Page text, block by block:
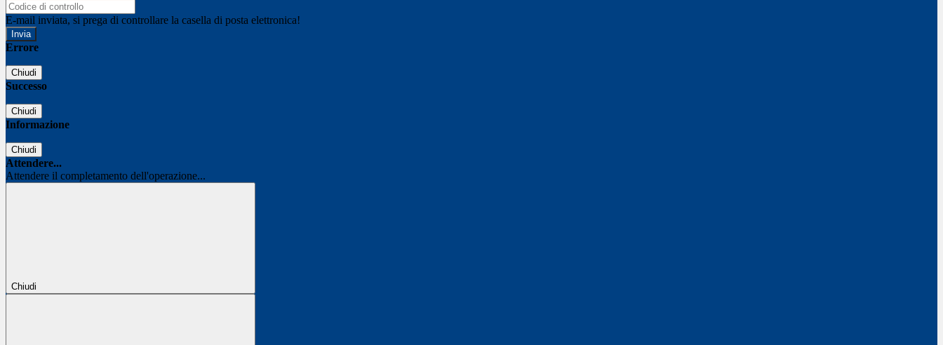
E-mail inviata, si prega di controllare la casella di posta elettronica!
Errore
Chiudi
Successo
Chiudi
Informazione
Chiudi
Attendere...
Attendere il completamento dell'operazione...
Chiudi